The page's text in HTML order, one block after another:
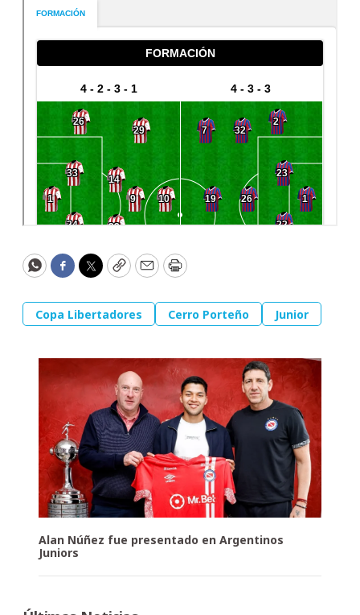
WhatsApp
Facebook
Twitter
CopyEmailPrint
Copa Libertadores Cerro Porteño Junior
Alan Núñez fue presentado en Argentinos
Juniors